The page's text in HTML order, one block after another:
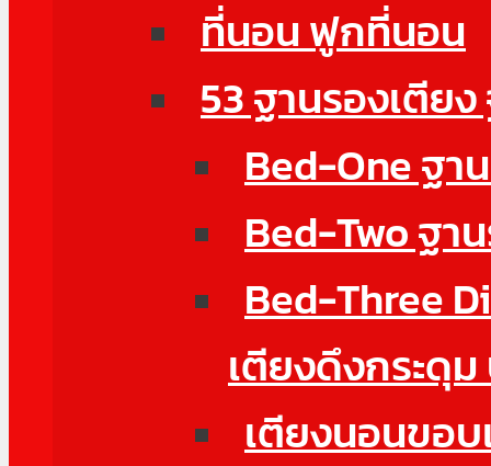
ที่นอน ฟูกที่นอน
53 ฐานรองเตีย
Bed-One ฐา
Bed-Two ฐ
Bed-Three
เตียงดึงกระดุ
เตียงนอนขอบ